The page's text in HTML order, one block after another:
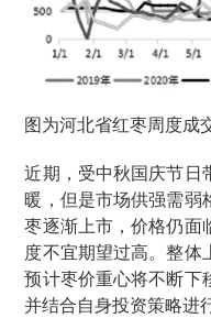
图为河北省红枣周度成
近期，受中秋国庆节日
暖，但是市场供强需弱
枣逐渐上市，价格仍面
度不宜期望过高。整体
预计枣价重心将不断下
并结合自身投资策略进